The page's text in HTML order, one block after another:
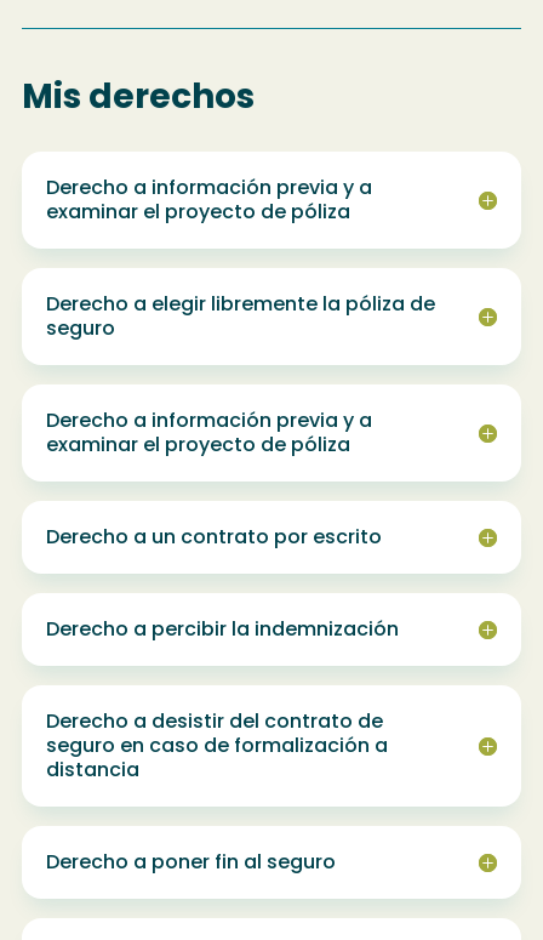
Mis derechos
Derecho a información previa y a
examinar el proyecto de póliza
Derecho a elegir libremente la póliza de
seguro
Derecho a información previa y a
examinar el proyecto de póliza
Derecho a un contrato por escrito
Derecho a percibir la indemnización
Derecho a desistir del contrato de
seguro en caso de formalización a
distancia
Derecho a poner fin al seguro